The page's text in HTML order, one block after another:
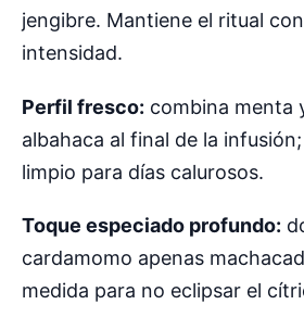
jengibre. Mantiene el ritual
intensidad.
Perfil fresco: combina menta
albahaca al final de la
limpio para días calurosos.
Toque especiado profundo:
cardamomo apenas
medida para no eclipsar el